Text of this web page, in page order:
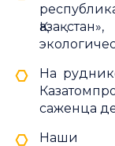
На
саженца
Наши